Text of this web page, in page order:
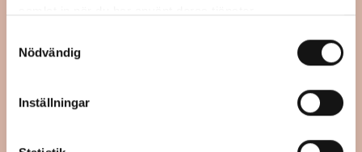
Nödvändig
Inställningar
GPS
Ö 12 6.188